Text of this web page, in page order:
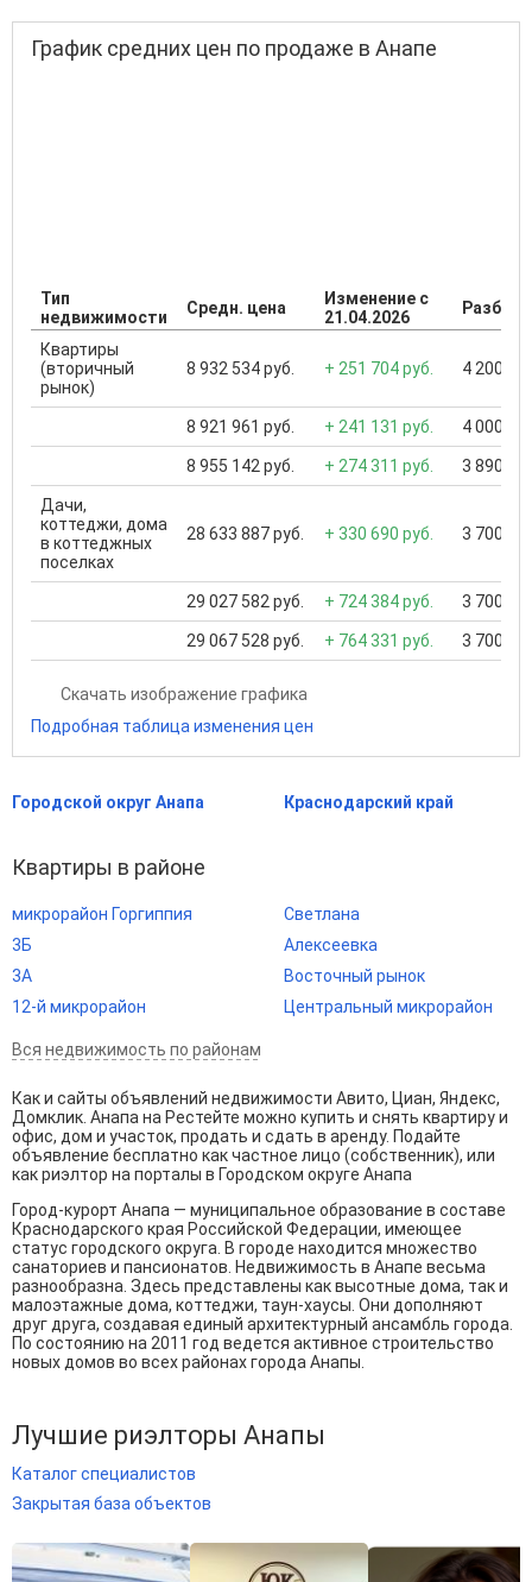
График средних цен по продаже в Анапе
Тип
недвижимости
Средн. цена
Изменение с
21.04.2026
Квартиры
(вторичный
рынок)
8 932 534 руб. + 251 704 руб. 4 200
8 921 961 руб. + 241 131 руб. 4 000
8 955 142 руб. + 274 311 руб. 3 890
Дачи,
коттеджи, дома
в коттеджных
поселках
28 633 887 руб. + 330 690 руб. 3 700
29 027 582 руб. + 724 384 руб. 3 700
29 067 528 руб. + 764 331 руб. 3 700
Скачать изображение графика
Подробная таблица изменения цен
Городской округ Анапа Краснодарский край
Квартиры в районе
микрорайон Горгиппия
3Б
3А
12-й микрорайон
Светлана
Алексеевка
Восточный рынок
Центральный микрорайон
Вся недвижимость по районам
Как и сайты объявлений недвижимости Авито, Циан, Яндекс,
Домклик. Анапа на Рестейте можно купить и снять квартиру и
офис, дом и участок, продать и сдать в аренду. Подайте
объявление бесплатно как частное лицо (собственник), или
как риэлтор на порталы в Городском округе Анапа
Город-курорт Анапа — муниципальное образование в составе
Краснодарского края Российской Федерации, имеющее
статус городского округа. В городе находится множество
санаториев и пансионатов. Недвижимость в Анапе весьма
разнообразна. Здесь представлены как высотные дома, так и
малоэтажные дома, коттеджи, таун-хаусы. Они дополняют
друг друга, создавая единый архитектурный ансамбль города.
По состоянию на 2011 год ведется активное строительство
новых домов во всех районах города Анапы.
Лучшие риэлторы Анапы
Каталог специалистов
Закрытая база объектов